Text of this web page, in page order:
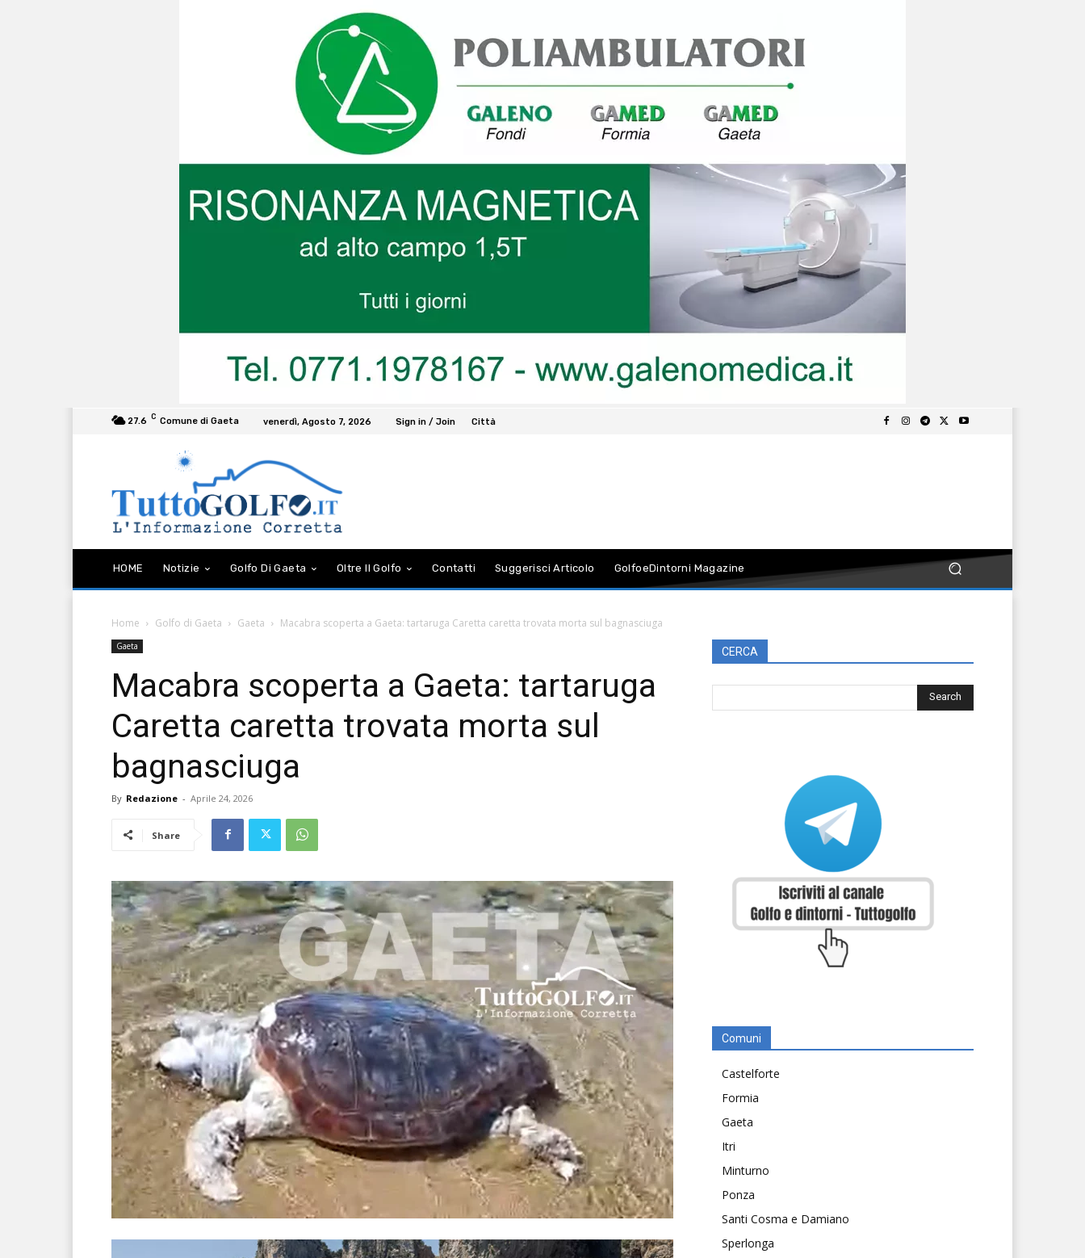
27.6 C Comune di Gaeta venerdì, Agosto 7, 2026 Sign in / Join Città
HOME Notizie Golfo Di Gaeta Oltre Il Golfo Contatti Suggerisci Articolo GolfoeDintorni Magazine
Home Golfo di Gaeta Gaeta Macabra scoperta a Gaeta: tartaruga Caretta caretta trovata morta sul bagnasciuga
Gaeta
Macabra scoperta a Gaeta: tartaruga
Caretta caretta trovata morta sul
bagnasciuga
By Redazione - Aprile 24, 2026
Share
CERCA
Comuni
Castelforte
Formia
Gaeta
Itri
Minturno
Ponza
Santi Cosma e Damiano
Sperlonga